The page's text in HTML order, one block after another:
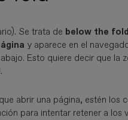
Se trata de below the fold
y aparece en el
Esto quiere decir que la
abrir una página, estén los
para intentar retener a los